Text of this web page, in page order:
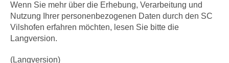
Wenn Sie mehr über die Erhebung, Verarbeitung und
Nutzung Ihrer personenbezogenen Daten durch den SC
Vilshofen erfahren möchten, lesen Sie bitte die
Langversion.
(Langversion)